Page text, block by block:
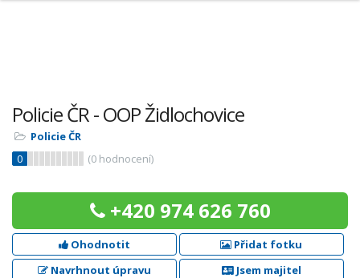
Policie ČR - OOP Židlochovice
Policie ČR
0
(0 hodnocení)
+420 974 626 760
Ohodnotit
Přidat fotku
Navrhnout úpravu
Jsem majitel